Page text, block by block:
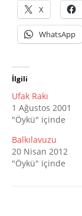
X
WhatsApp
İlgili
Ufak Rakı
1 Ağustos 2001
"Öykü" içinde
Balkılavuzu
20 Nisan 2012
"Öykü" içinde